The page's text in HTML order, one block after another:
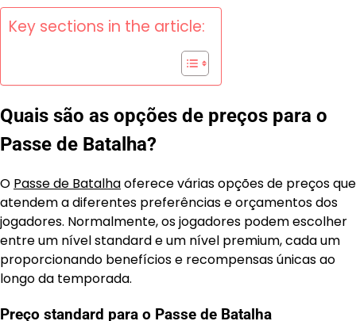
Key sections in the article:
Quais são as opções de preços para o
Passe de Batalha?
O Passe de Batalhaoferece várias opções de preços que
atendem a diferentes preferências e orçamentos dos
jogadores. Normalmente, os jogadores podem escolher
entre um nível standard e um nível premium, cada um
proporcionando benefícios e recompensas únicas ao
longo da temporada.
Preço standard para o Passe de Batalha